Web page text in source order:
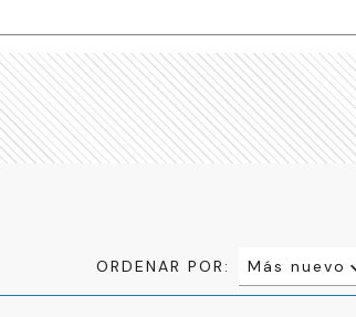
ORDENAR POR:
Más nuevo
Relevancia